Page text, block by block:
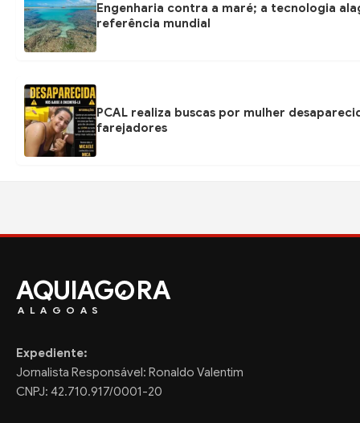
Engenharia contra a maré; a tecnologia
referência mundial
PCAL realiza buscas por mulher
farejadores
AQUIAG RA
ALAGOAS
Expediente:
Jornalista Responsável: Ronaldo Valentim
CNPJ: 42.710.917/0001-20